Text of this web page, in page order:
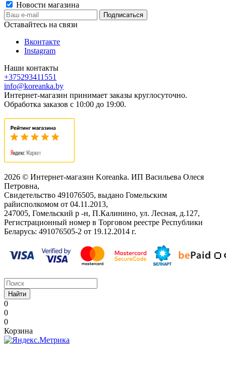
Новости магазина
Оставайтесь на связи
Вконтакте
Instagram
Наши контакты
+375293411551
info@koreanka.by
Интернет-магазин принимает заказы круглосуточно.
Обработка заказов с 10:00 до 19:00.
2026 © Интернет-магазин Koreanka. ИП Васильева Олеся
Петровна,
Свидетельство ‎491076505, выдано Гомельским
райисполкомом от 04.11.2013,
247005, Гомельский р -н, П.Калинино, ул. Лесная, д.127,
Регистрационный номер в Торговом реестре Республики
Беларусь: ‎491076505-2 от 19.12.2014 г.
Найти
0
0
0
Корзина